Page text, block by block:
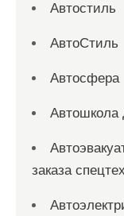
Автостиль
АвтоСтиль
Автосфера
заказа